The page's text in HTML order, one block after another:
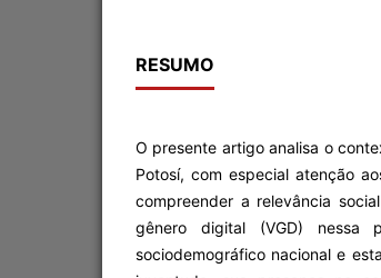
RESUMO
O presente artigo analisa o
Potosí, com especial atenção
compreender a relevância
gênero digital (VGD) nessa
sociodemográfico nacional e